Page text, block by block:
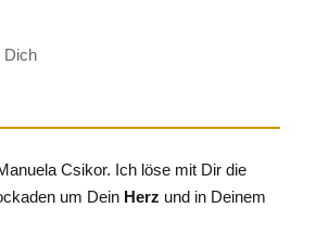
Csikor. Ich löse mit Dir die
um Dein Herz und in Deinem